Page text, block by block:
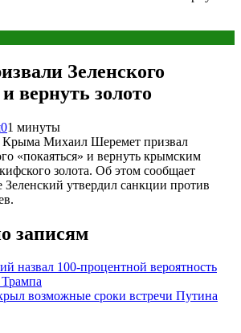
Зеленского
вернуть золото
01 минуты
Крыма Михаил Шеремет призвал
«покаяться» и вернуть крымским
золота. Об этом сообщает
утвердил санкции против
записям
назвал 100-процентной вероятность
возможные сроки встречи Путина